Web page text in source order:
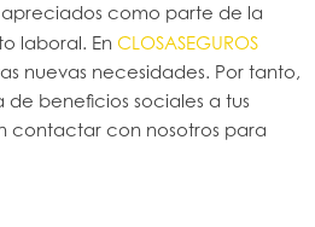
como parte de la
laboral. En CLOSASEGUROS
nuevas necesidades. Por tanto,
de beneficios sociales a tus
contactar con nosotros para